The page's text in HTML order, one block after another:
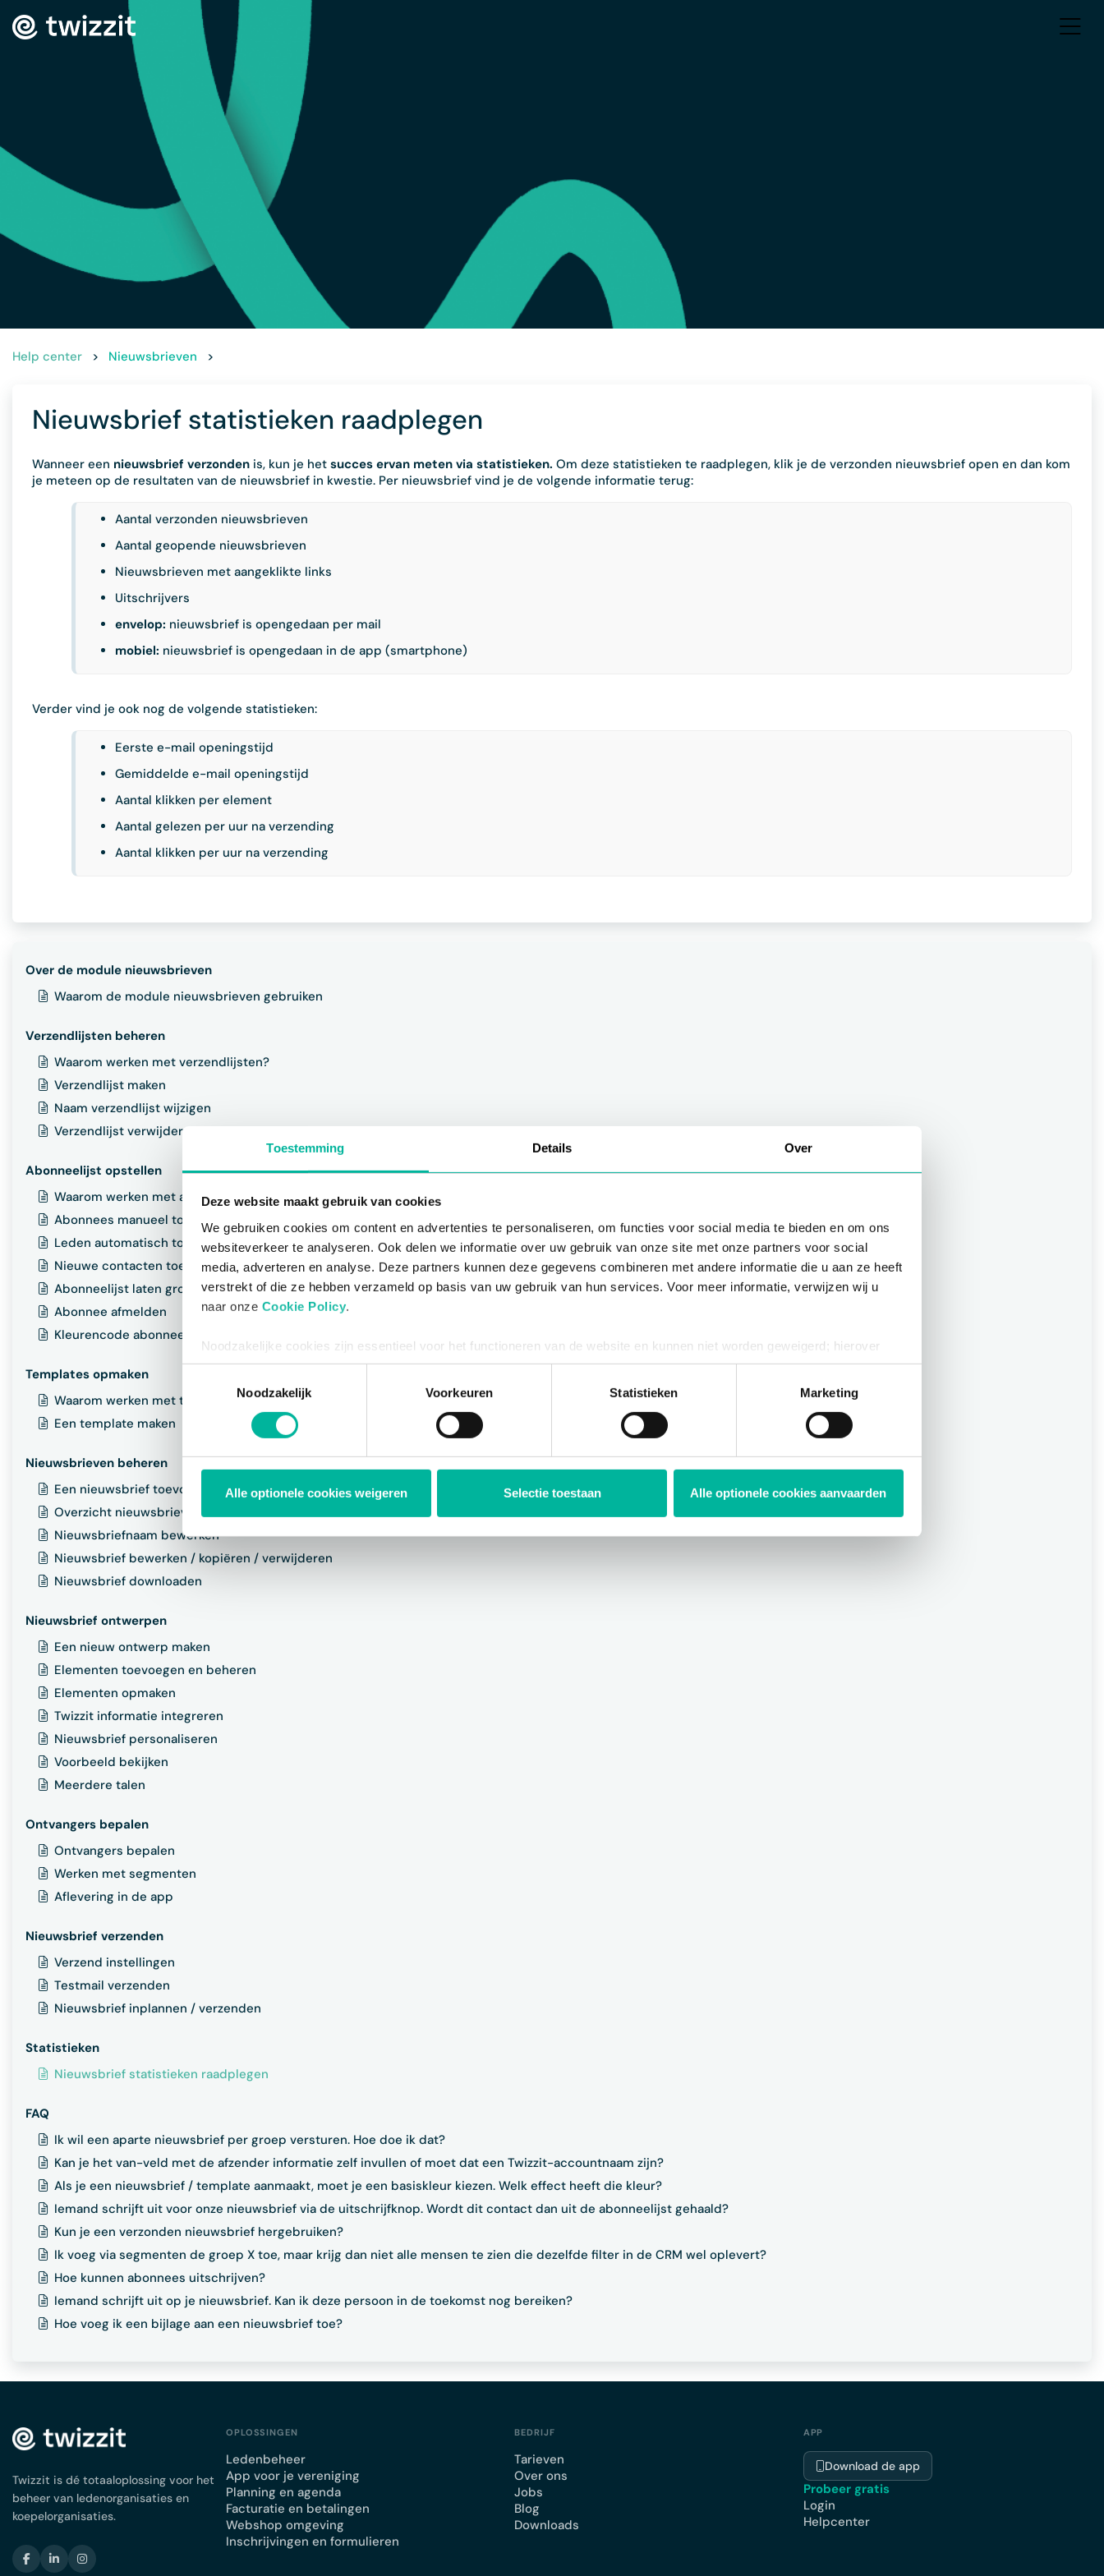
Toestemming Details Over
Deze website maakt gebruik van cookies
We gebruiken cookies om content en advertenties te personaliseren, om functies voor social media te bieden en om ons
websiteverkeer te analyseren. Ook delen we informatie over uw gebruik van onze site met onze partners voor social
media, adverteren en analyse. Deze partners kunnen deze gegevens combineren met andere informatie die u aan ze heeft
verstrekt of die ze hebben verzameld op basis van uw gebruik van hun services. Voor meer informatie, verwijzen wij u
naar onze Cookie Policy
Noodzakelijke cookies zijn essentieel voor het functioneren van de website en kunnen niet worden geweigerd; hierover
bestaat enkel een informatieplicht. U kunt uw toestemming voor het gebruik van andere cookies op elk moment intrekken
via de consent management tool onderaan de website.
Noodzakelijk
Voorkeuren Statistieken Marketing
Alle optionele cookies weigeren Selectie toestaan Alle optionele cookies aanvaarden
Help center > Nieuwsbrieven >
Nieuwsbrief statistieken raadplegen
Wanneer een nieuwsbrief verzonden is, kun je het succes ervan meten via statistieken. Om deze statistieken te raadplegen, klik je de verzonden nieuwsbrief open en dan kom
je meteen op de resultaten van de nieuwsbrief in kwestie. Per nieuwsbrief vind je de volgende informatie terug:
Aantal verzonden nieuwsbrieven
Aantal geopende nieuwsbrieven
Nieuwsbrieven met aangeklikte links
Uitschrijvers
envelop: nieuwsbrief is opengedaan per mail
mobiel: nieuwsbrief is opengedaan in de app (smartphone)
Verder vind je ook nog de volgende statistieken:
Eerste e-mail openingstijd
Gemiddelde e-mail openingstijd
Aantal klikken per element
Aantal gelezen per uur na verzending
Aantal klikken per uur na verzending
Over de module nieuwsbrieven
Waarom de module nieuwsbrieven gebruiken
Verzendlijsten beheren
Waarom werken met verzendlijsten?
Verzendlijst maken
Naam verzendlijst wijzigen
Verzendlijst verwijderen
Abonneelijst opstellen
Waarom werken met abonnees
Abonnees manueel toevoegen
Leden automatisch toevoegen
Nieuwe contacten toevoegen
Abonneelijst laten groeien via inschrijvingsformulieren
Abonnee afmelden
Kleurencode abonneelijst
Templates opmaken
Waarom werken met templates
Een template maken
Nieuwsbrieven beheren
Een nieuwsbrief toevoegen
Overzicht nieuwsbrieven
Nieuwsbriefnaam bewerken
Nieuwsbrief bewerken / kopiëren / verwijderen
Nieuwsbrief downloaden
Nieuwsbrief ontwerpen
Een nieuw ontwerp maken
Elementen toevoegen en beheren
Elementen opmaken
Twizzit informatie integreren
Nieuwsbrief personaliseren
Voorbeeld bekijken
Meerdere talen
Ontvangers bepalen
Ontvangers bepalen
Werken met segmenten
Aflevering in de app
Nieuwsbrief verzenden
Verzend instellingen
Testmail verzenden
Nieuwsbrief inplannen / verzenden
Statistieken
Nieuwsbrief statistieken raadplegen
FAQ
Ik wil een aparte nieuwsbrief per groep versturen. Hoe doe ik dat?
Kan je het van-veld met de afzender informatie zelf invullen of moet dat een Twizzit-accountnaam zijn?
Als je een nieuwsbrief / template aanmaakt, moet je een basiskleur kiezen. Welk effect heeft die kleur?
Iemand schrijft uit voor onze nieuwsbrief via de uitschrijfknop. Wordt dit contact dan uit de abonneelijst gehaald?
Kun je een verzonden nieuwsbrief hergebruiken?
Ik voeg via segmenten de groep X toe, maar krijg dan niet alle mensen te zien die dezelfde filter in de CRM wel oplevert?
Hoe kunnen abonnees uitschrijven?
Iemand schrijft uit op je nieuwsbrief. Kan ik deze persoon in de toekomst nog bereiken?
Hoe voeg ik een bijlage aan een nieuwsbrief toe?
Twizzit is dé totaaloplossing voor het
beheer van ledenorganisaties en
koepelorganisaties.
OPLOSSINGEN
Ledenbeheer
App voor je vereniging
Planning en agenda
Facturatie en betalingen
Webshop omgeving
Inschrijvingen en formulieren
BEDRIJF
Tarieven
Over ons
Jobs
Blog
Downloads
APP
Download de app
Probeer gratis
Login
Helpcenter